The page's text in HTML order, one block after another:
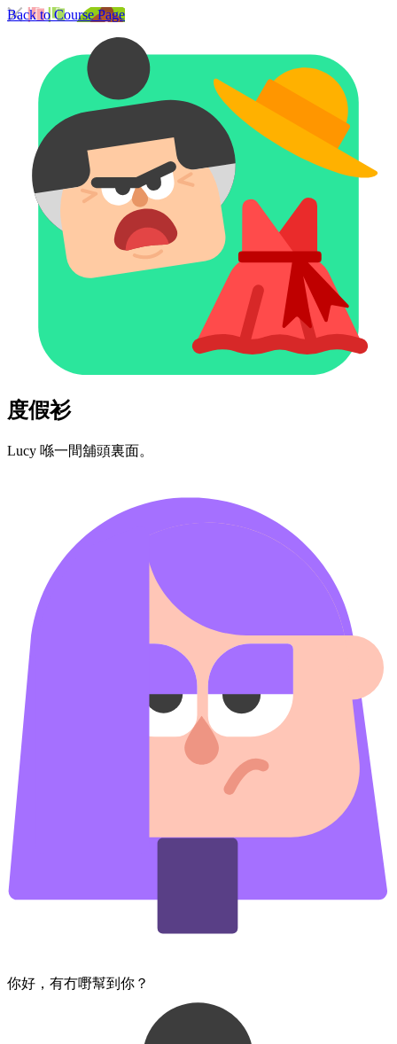
Back to Course Page
度假​衫
Lucy ​喺​一​間​舖頭​裏面。
你好，​有冇嘢幫到你？